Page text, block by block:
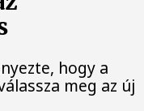
hogy a
meg az új